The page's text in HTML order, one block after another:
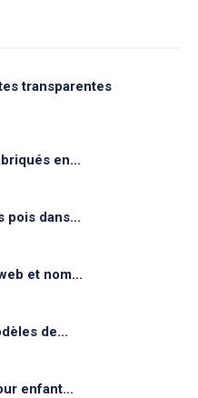
transparentes
en...
pois dans...
et nom...
de...
enfant...